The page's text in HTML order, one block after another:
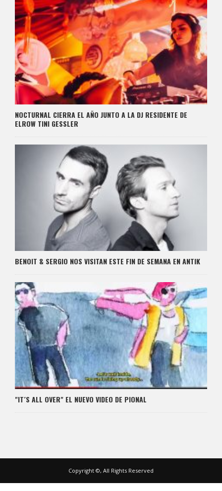
NOCTURNAL CIERRA EL AÑO JUNTO A LA DJ RESIDENTE DE
ELROW TINI GESSLER
BENOIT & SERGIO NOS VISITAN ESTE FIN DE SEMANA EN ANTIK
"IT´S ALL OVER" EL NUEVO VIDEO DE PIONAL
Copyright ©, All Rights Reserved